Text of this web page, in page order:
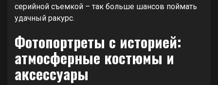
серийной съемкой – так больше шансов поймать
удачный ракурс.
Фотопортреты с историей:
атмосферные костюмы и
аксессуары